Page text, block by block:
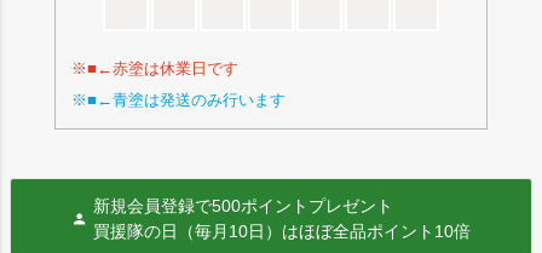
※■←赤塗は休業日です
※■←青塗は発送のみ行います
新規会員登録で500ポイントプレゼント
買援隊の日（毎月10日）はほぼ全品ポイント10倍